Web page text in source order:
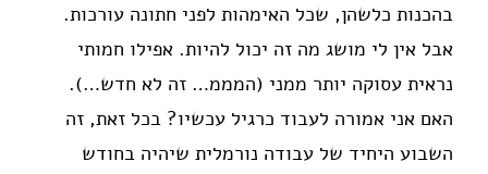
בהכנות כלשהן, שכל האימהות לפני חתונה עורכות.
אבל אין לי מושג מה זה יכול להיות. אפילו חמותי
נראית עסוקה יותר ממני (המממ… זה לא חדש…).
האם אני אמורה לעבוד כרגיל עכשיו? בכל זאת, זה
השבוע היחיד של עבודה נורמלית שיהיה בחודש